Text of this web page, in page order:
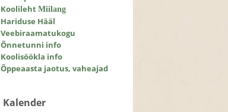
KoolilehtMiilang
Hariduse Hääl
Veebiraamatukogu
Õnnetunni info
Koolisöökla info
Õppeaasta jaotus, vaheajad
Kalender